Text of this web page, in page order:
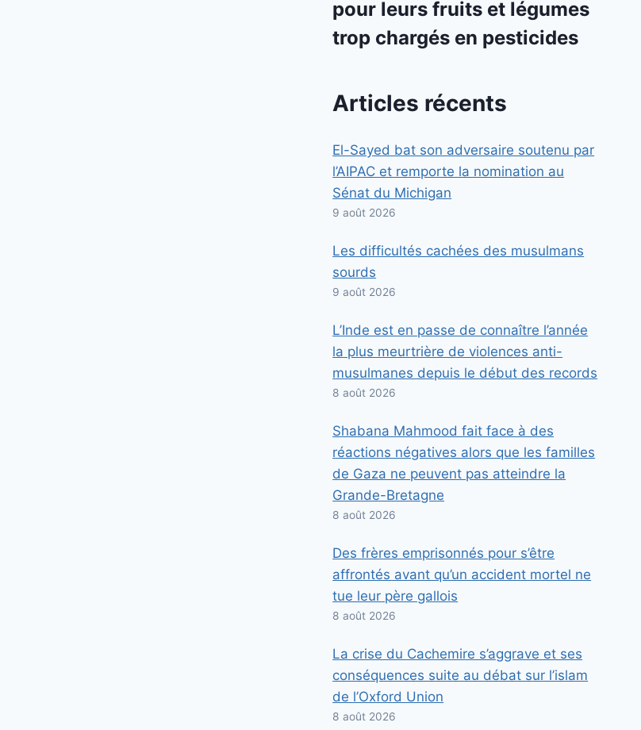
pour leurs fruits et légumes
trop chargés en pesticides
Articles récents
El-Sayed bat son adversaire soutenu par
l’AIPAC et remporte la nomination au
Sénat du Michigan
9 août 2026
Les difficultés cachées des musulmans
sourds
9 août 2026
L’Inde est en passe de connaître l’année
la plus meurtrière de violences anti-
musulmanes depuis le début des records
8 août 2026
Shabana Mahmood fait face à des
réactions négatives alors que les familles
de Gaza ne peuvent pas atteindre la
Grande-Bretagne
8 août 2026
Des frères emprisonnés pour s’être
affrontés avant qu’un accident mortel ne
tue leur père gallois
8 août 2026
La crise du Cachemire s’aggrave et ses
conséquences suite au débat sur l’islam
de l’Oxford Union
8 août 2026